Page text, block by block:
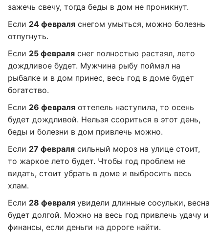
зажечь свечу, тогда беды в дом не проникнут.
Если 24 февраля снегом умыться, можно болезнь
отпугнуть.
Если 25 февраля снег полностью растаял, лето
дождливое будет. Мужчина рыбу поймал на
рыбалке и в дом принес, весь год в доме будет
богатство.
Если 26 февраля оттепель наступила, то осень
будет дождливой. Нельзя ссориться в этот день,
беды и болезни в дом привлечь можно.
Если 27 февраля сильный мороз на улице стоит,
то жаркое лето будет. Чтобы год проблем не
видать, стоит убрать в доме и выбросить весь
хлам.
Если 28 февраля увидели длинные сосульки, весна
будет долгой. Можно на весь год привлечь удачу и
финансы, если деньги на дороге найти.